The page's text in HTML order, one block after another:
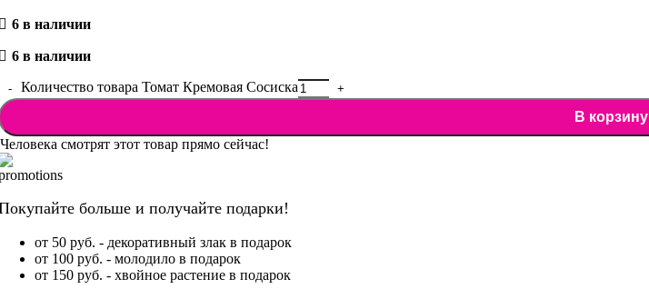
6 в наличии
6 в наличии
Количество товара Томат Кремовая Сосиска
В корзину
Человека смотрят этот товар прямо сейчас!
больше и получайте подарки!
от 50 руб. - декоративный злак в подарок
от 100 руб. - молодило в подарок
от 150 руб. - хвойное растение в подарок